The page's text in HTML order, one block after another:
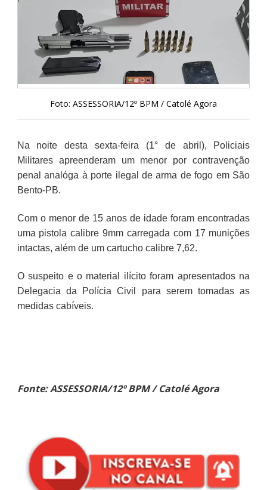
Foto: ASSESSORIA/12º BPM / Catolé Agora
Na noite desta sexta-feira (1° de abril), Policiais
Militares apreenderam um menor por contravenção
penal analóga à porte ilegal de arma de fogo em São
Bento-PB.
Com o menor de 15 anos de idade foram encontradas
uma pistola calibre 9mm carregada com 17 munições
intactas, além de um cartucho calibre 7,62.
O suspeito e o material ilícito foram apresentados na
Delegacia da Polícia Civil para serem tomadas as
medidas cabíveis.
Fonte: ASSESSORIA/12º BPM / Catolé Agora